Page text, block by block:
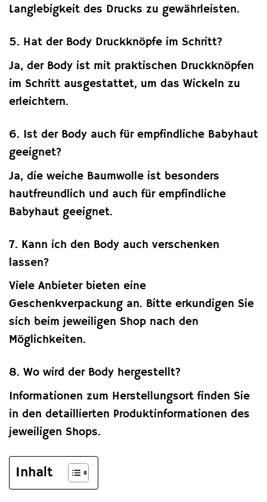
Langlebigkeit des Drucks zu gewährleisten.
5. Hat der Body Druckknöpfe im Schritt?
Ja, der Body ist mit praktischen Druckknöpfen
im Schritt ausgestattet, um das Wickeln zu
erleichtern.
6. Ist der Body auch für empfindliche Babyhaut
geeignet?
Ja, die weiche Baumwolle ist besonders
hautfreundlich und auch für empfindliche
Babyhaut geeignet.
7. Kann ich den Body auch verschenken
lassen?
Viele Anbieter bieten eine
Geschenkverpackung an. Bitte erkundigen Sie
sich beim jeweiligen Shop nach den
Möglichkeiten.
8. Wo wird der Body hergestellt?
Informationen zum Herstellungsort finden Sie
in den detaillierten Produktinformationen des
jeweiligen Shops.
Inhalt